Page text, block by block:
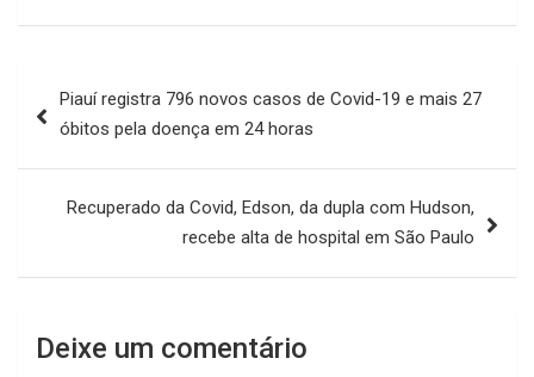
de
Piauí registra 796 novos casos de Covid-19 e mais 27
óbitos pela doença em 24 horas
Recuperado da Covid, Edson, da dupla com Hudson,
recebe alta de hospital em São Paulo
Deixe um comentário